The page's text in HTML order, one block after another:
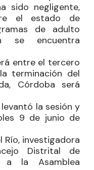
sido negligente,
el estado de
de adulto
se encuentra
entre el tercero
terminación del
Córdoba será
la sesión y
9 de junio de
Río, investigadora
Distrital de
la Asamblea